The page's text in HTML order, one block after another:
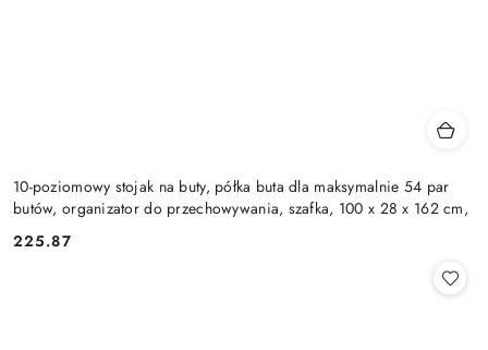
10-poziomowy stojak na buty, półka buta dla maksymalnie 54 par
butów, organizator do przechowywania, szafka, 100 x 28 x 162 cm,
Cena:
225.87